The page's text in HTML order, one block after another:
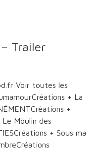
Trailer
Voir toutes les
+ La
+
Moulin des
+ Sous ma